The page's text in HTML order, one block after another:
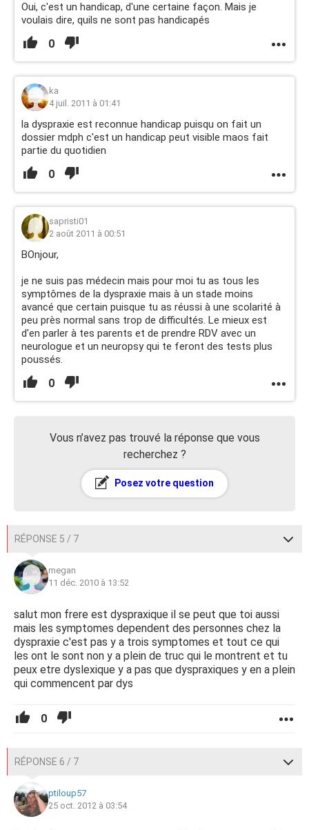
Oui, c'est un handicap, d'une certaine façon. Mais je
voulais dire, quils ne sont pas handicapés
0
ka
4 juil. 2011 à 01:41
la dyspraxie est reconnue handicap puisqu on fait un
dossier mdph c'est un handicap peut visible maos fait
partie du quotidien
0
sapristi01
2 août 2011 à 00:51
BOnjour,
je ne suis pas médecin mais pour moi tu as tous les
symptômes de la dyspraxie mais à un stade moins
avancé que certain puisque tu as réussi à une scolarité à
peu près normal sans trop de difficultés. Le mieux est
d'en parler à tes parents et de prendre RDV avec un
neurologue et un neuropsy qui te feront des tests plus
poussés.
0
Vous n’avez pas trouvé la réponse que vous
recherchez ?
Posez votre question
RÉPONSE 5 / 7
megan
11 déc. 2010 à 13:52
salut mon frere est dyspraxique il se peut que toi aussi
mais les symptomes dependent des personnes chez la
dyspraxie c'est pas y a trois symptomes et tout ce qui
les ont le sont non y a plein de truc qui le montrent et tu
peux etre dyslexique y a pas que dyspraxiques y en a plein
qui commencent par dys
0
RÉPONSE 6 / 7
ptiloup57
25 oct. 2012 à 03:54